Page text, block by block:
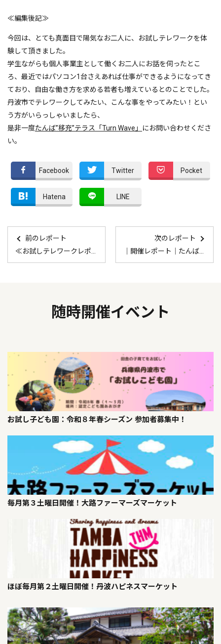
≪編集後記≫
今回は、とても真面目で陽気なお二人に、お試しテレワークを体
験して頂きました。
学生ながらも個人事業主として働くお二人にお話を伺ったとこ
ろ、最近ではパソコン1台さえあれば仕事ができるようになってき
ており、自由な働き方を求める若者も増えているとのことでした。
丹波市でテレワークしてみたい、こんな事をやってみたい！とい
う方がいらっしゃいましたら、
是非一度たんば”移充”テラス「Turn Wave」
にお問い合わせくださ
い。
Facebook Twitter Pocket
Hatena LINE
前のレポート
次のレポート
｜開催レポート｜たんば”移充”計画 第5回交流会「ようこそ丹波へ！ランチ会」
随時開催イベント
お試し子ども園：令和８年春シーズン 参加者募集中！
毎月第３土曜日開催！大路ファーマーズマーケット
ほぼ毎月第２土曜日開催！丹波ハピネスマーケット